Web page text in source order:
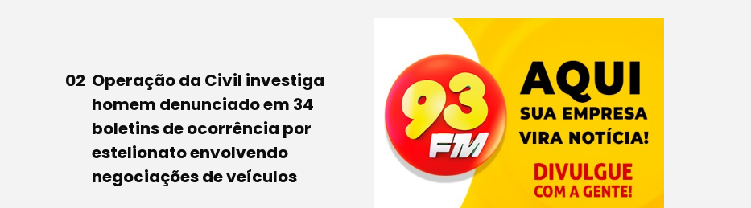
Operação da Civil investiga
homem denunciado em 34
boletins de ocorrência por
estelionato envolvendo
negociações de veículos